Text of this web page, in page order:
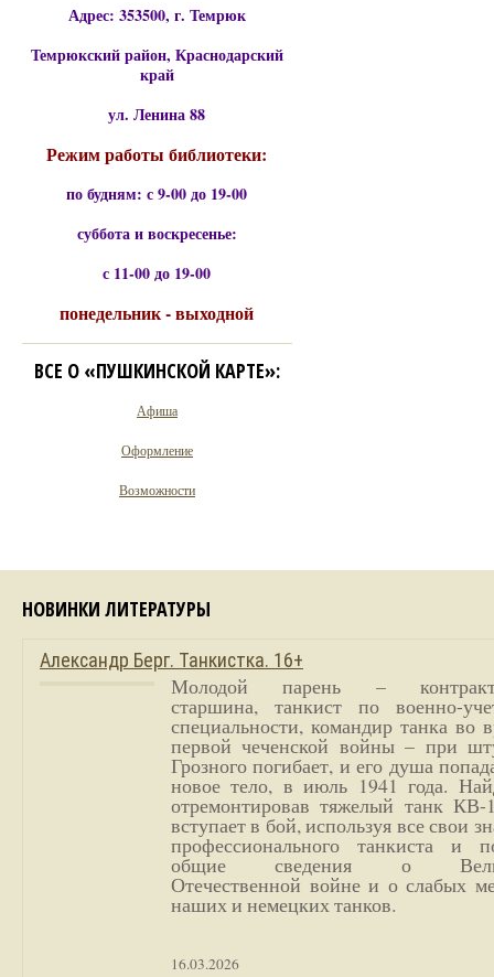
Адрес: 353500, г. Темрюк
Темрюкский район, Краснодарский
край
ул. Ленина 88
Режим работы библиотеки:
по будням: с 9-00 до 19-00
суббота и воскресенье:
с 11-00 до 19-00
понедельник - выходной
ВСЕ О «ПУШКИНСКОЙ КАРТЕ»:
Афиша
Оформление
Возможности
НОВИНКИ ЛИТЕРАТУРЫ
Александр Берг. Танкистка. 16+
Молодой парень –
старшина, танкист по военно-
специальности, командир танка во
первой чеченской войны – при
Грозного погибает, и его душа
новое тело, в июль 1941 года.
отремонтировав тяжелый танк
вступает в бой, используя все свои
профессионального танкиста и
общие сведения о
Отечественной войне и о слабых
наших и немецких танков.
16.03.2026